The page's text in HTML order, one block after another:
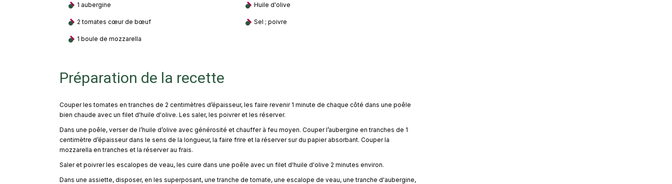
1 aubergine
2 tomates cœur de bœuf
1 boule de mozzarella
Huile d'olive
Sel ; poivre
Préparation de la recette
Couper les tomates en tranches de 2 centimètres d’épaisseur, les faire revenir 1 minute de chaque côté dans une poêle
bien chaude avec un filet d'huile d'olive. Les saler, les poivrer et les réserver.
Dans une poêle, verser de l’huile d’olive avec générosité et chauffer à feu moyen. Couper l’aubergine en tranches de 1
centimètre d’épaisseur dans le sens de la longueur, la faire frire et la réserver sur du papier absorbant. Couper la
mozzarella en tranches et la réserver au frais.
Saler et poivrer les escalopes de veau, les cuire dans une poêle avec un filet d'huile d'olive 2 minutes environ.
Dans une assiette, disposer, en les superposant, une tranche de tomate, une escalope de veau, une tranche d'aubergine,